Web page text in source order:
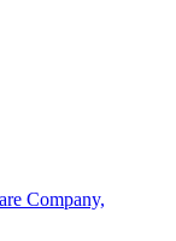
Company,